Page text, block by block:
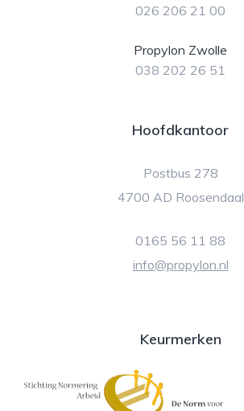
026 206 21 00
Propylon Zwolle
038 202 26 51
Hoofdkantoor
Postbus 278
4700 AD Roosendaal
0165 56 11 88
info@propylon.nl
Keurmerken